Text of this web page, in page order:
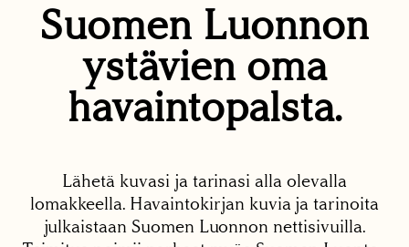
Suomen Luonnon
ystävien oma
havaintopalsta.
Lähetä kuvasi ja tarinasi alla olevalla
lomakkeella. Havaintokirjan kuvia ja tarinoita
julkaistaan Suomen Luonnon nettisivuilla.